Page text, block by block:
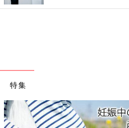
特集